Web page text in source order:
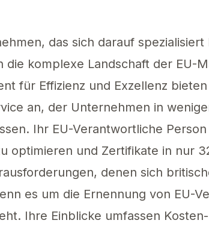
das sich darauf
komplexe Landschaft der EU-
für Effizienz und Exzellenz
an, der Unternehmen in
Ihr EU-Verantwortliche
optimieren und Zertifikate in nur
denen sich
es um die Ernennung von EU-
Ihre Einblicke umfassen